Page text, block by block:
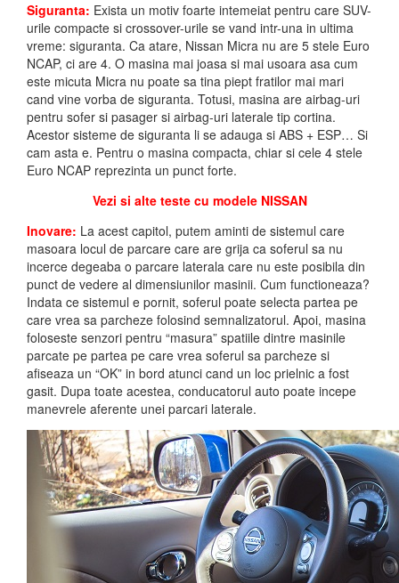
Siguranta: Exista un motiv foarte intemeiat pentru care SUV-
urile compacte si crossover-urile se vand intr-una in ultima
vreme: siguranta. Ca atare, Nissan Micra nu are 5 stele Euro
NCAP, ci are 4. O masina mai joasa si mai usoara asa cum
este micuta Micra nu poate sa tina piept fratilor mai mari
cand vine vorba de siguranta. Totusi, masina are airbag-uri
pentru sofer si pasager si airbag-uri laterale tip cortina.
Acestor sisteme de siguranta li se adauga si ABS + ESP… Si
cam asta e. Pentru o masina compacta, chiar si cele 4 stele
Euro NCAP reprezinta un punct forte.
Vezi si alte teste cu modele NISSAN
Inovare: La acest capitol, putem aminti de sistemul care
masoara locul de parcare care are grija ca soferul sa nu
incerce degeaba o parcare laterala care nu este posibila din
punct de vedere al dimensiunilor masinii. Cum functioneaza?
Indata ce sistemul e pornit, soferul poate selecta partea pe
care vrea sa parcheze folosind semnalizatorul. Apoi, masina
foloseste senzori pentru “masura” spatiile dintre masinile
parcate pe partea pe care vrea soferul sa parcheze si
afiseaza un “OK” in bord atunci cand un loc prielnic a fost
gasit. Dupa toate acestea, conducatorul auto poate incepe
manevrele aferente unei parcari laterale.